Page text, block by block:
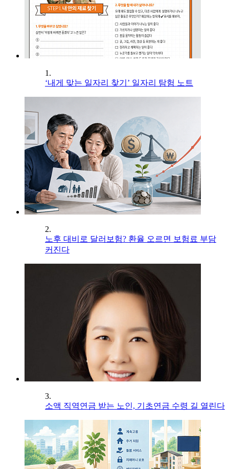
1.
‘내게 맞는 일자리 찾기’ 일자리 탐험 노트
2.
노후 대비로 달러보험? 환율 오르면 보험료 부담
커진다
3.
소액 직역연금 받는 노인, 기초연금 수령 길 열린다